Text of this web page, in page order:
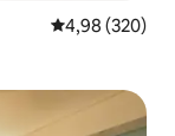
Vlerësimi
4,98 (320)